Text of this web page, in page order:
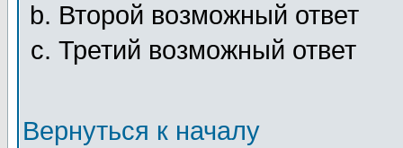
Второй возможный ответ
Третий возможный ответ
Вернуться к началу